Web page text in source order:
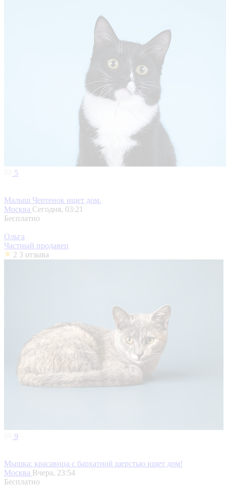
5
Малыш Чертенок ищет дом.
Москва Сегодня, 03:21
Бесплатно
Ольга
Частный продавец
2 3 отзыва
9
Мышка: красавица с бархатной шерстью ищет дом!
Москва Вчера, 23:54
Бесплатно